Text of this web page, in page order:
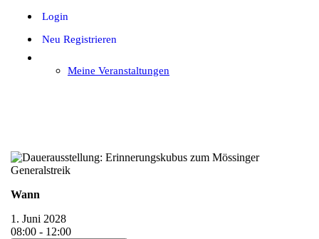
Login
Neu Registrieren
Meine Veranstaltungen
Wann
1. Juni 2028
08:00 - 12:00